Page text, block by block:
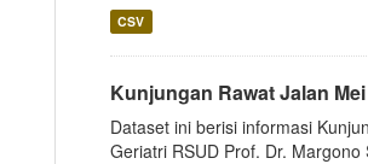
CSV
Kunjungan Rawat Jalan
Dataset ini berisi informasi
Geriatri RSUD Prof. Dr.